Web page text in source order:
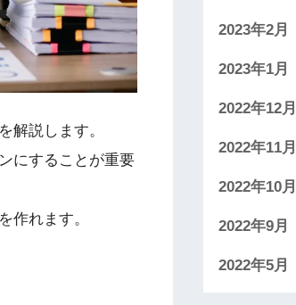
解説します。
にすることが重要
作れます。
2023年2月
2023年1月
2022年12月
2022年11月
2022年10月
2022年9月
2022年5月